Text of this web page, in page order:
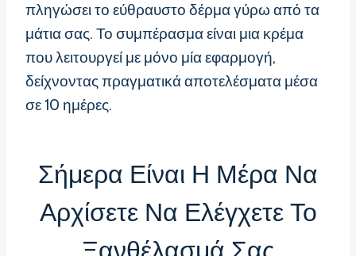
πληγώσει το εύθραυστο δέρμα γύρω από τα
μάτια σας. Το συμπέρασμα είναι μια κρέμα
που λειτουργεί με μόνο μία εφαρμογή,
δείχνοντας πραγματικά αποτελέσματα μέσα
σε 10 ημέρες.
Σήμερα Είναι Η Μέρα Να
Αρχίσετε Να Ελέγχετε Το